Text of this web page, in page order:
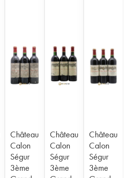
Château
Calon
Ségur
3ème
Château
Calon
Ségur
3ème
Château
Calon
Ségur
3ème